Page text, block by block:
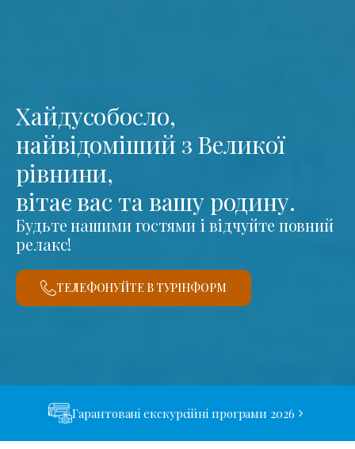
Хайдусобосло,
найвідоміший з Великої
рівнини,
вітає вас та вашу родину.
Будьте нашими гостями і відчуйте повний
релакс!
ТЕЛЕФОНУЙТЕ В ТУРІНФОРМ
Гарантовані екскурсійні програми 2026